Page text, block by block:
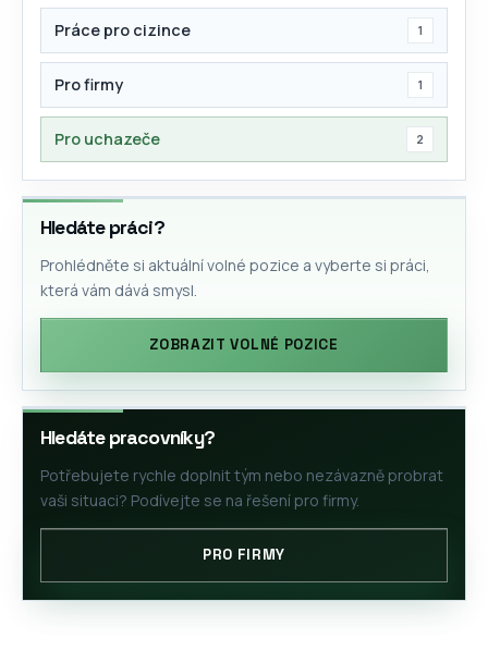
Práce pro cizince 1
Pro firmy 1
Pro uchazeče 2
Hledáte práci?
Prohlédněte si aktuální volné pozice a vyberte si práci,
která vám dává smysl.
ZOBRAZIT VOLNÉ POZICE
Hledáte pracovníky?
Potřebujete rychle doplnit tým nebo nezávazně probrat
vaši situaci? Podívejte se na řešení pro firmy.
PRO FIRMY